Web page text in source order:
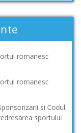
romanesc
romanesc
si Codul
sportului